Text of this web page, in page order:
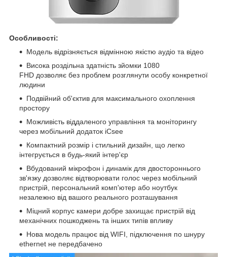
Особливості:
Модель відрізняється відмінною якістю аудіо та відео
Висока роздільна здатність зйомки 1080
FHD дозволяє без проблем розглянути особу конкретної
людини
Подвійний об'єктив для максимального охоплення
простору
Можливість віддаленого управління та моніторингу
через мобільний додаток iCsee
Компактний розмір і стильний дизайн, що легко
інтегрується в будь-який інтер'єр
Вбудований мікрофон і динамік для двостороннього
зв'язку дозволяє відтворювати голос через мобільний
пристрій, персональний комп'ютер або ноутбук
незалежно від вашого реального розташування
Міцний корпус камери добре захищає пристрій від
механічних пошкоджень та інших типів впливу
Нова модель працює від WIFI, підключення по шнуру
ethernet не передбачено